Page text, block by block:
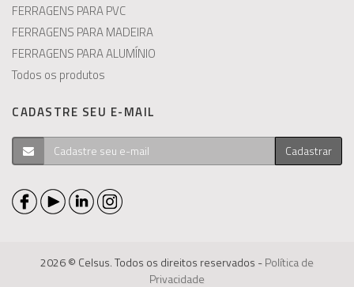
FERRAGENS PARA PVC
FERRAGENS PARA MADEIRA
FERRAGENS PARA ALUMÍNIO
Todos os produtos
CADASTRE SEU E-MAIL
Cadastrar
2026 © Celsus. Todos os direitos reservados -Política de
Privacidade